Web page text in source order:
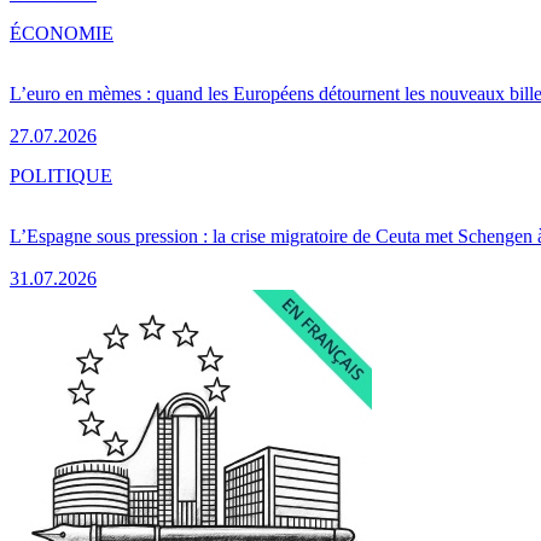
L’euro en mèmes : quand les Européens détournent les nouveaux
27.07.2026
ÉCONOMIE
L’Espagne sous pression : la crise migratoire de Ceuta met Schengen
31.07.2026
POLITIQUE